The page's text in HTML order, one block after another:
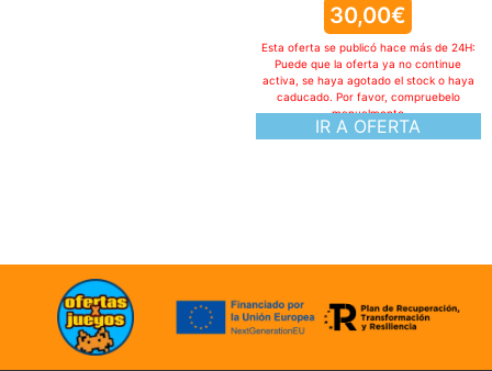
30,00€
IR A OFERTA
Esta oferta se publicó hace más de 24H:
Puede que la oferta ya no continue
activa, se haya agotado el stock o haya
caducado. Por favor, compruebelo
manualmente